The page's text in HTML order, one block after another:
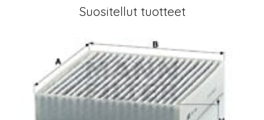
Suositellut tuotteet